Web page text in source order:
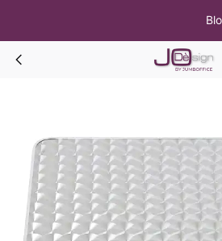
Informativa sulla raccolta
Le tue preferenze